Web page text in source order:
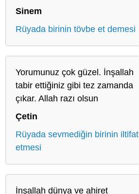
Sinem
Rüyada birinin tövbe et demesi
Yorumunuz çok güzel. İnşallah
tabir ettiğiniz gibi tez zamanda
çıkar. Allah razı olsun
Çetin
Rüyada sevmediğin birinin iltifat
etmesi
İnşallah dünya ve ahiret